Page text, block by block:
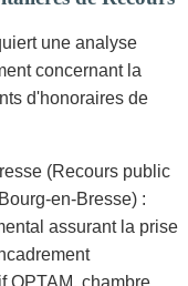
une analyse
concernant la
d'honoraires de
(Recours public
en-Bresse) :
assurant la prise
OPTAM, chambre